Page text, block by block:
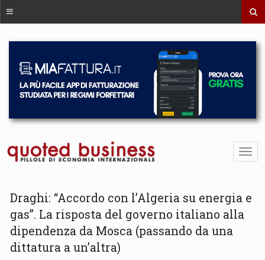
Draghi: “Accordo con l’Algeria su energia e
gas”. La risposta del governo italiano alla
dipendenza da Mosca (passando da una
dittatura a un’altra)